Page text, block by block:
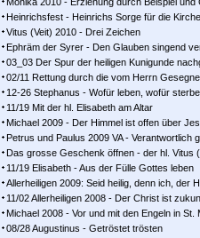
Heinrichsfest - Heinrichs Sorge für die
Vitus (Veit) 2010 - Drei Zeichen
Ephräm der Syrer - Den Glauben singend
03_03 Der Spur der heiligen Kunigunde
02/11 Rettung durch die vom Herrn
12-26 Stephanus - Wofür leben, wofür
11/19 Mit der hl. Elisabeth am Altar
Michael 2009 - Der Himmel ist offen über
Petrus und Paulus 2009 VA - Verantwortlich
Das grosse Geschenk öffnen - der hl. Vitus
11/19 Elisabeth - Aus der Fülle Gottes leben
Allerheiligen 2009: Seid heilig, denn ich, der
11/02 Allerheiligen 2008 - Der Christ ist
Michael 2008 - Vor und mit den Engeln in St.
08/28 Augustinus - Getröstet trösten